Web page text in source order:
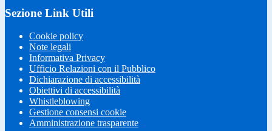
Sezione Link Utili
Cookie policy
Note legali
Informativa Privacy
Ufficio Relazioni con il Pubblico
Dichiarazione di accessibilità
Obiettivi di accessibilità
Whistleblowing
Gestione consensi cookie
Amministrazione trasparente